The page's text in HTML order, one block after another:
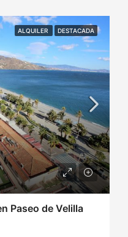
ALQUILER DESTACADA
Paseo de Velilla